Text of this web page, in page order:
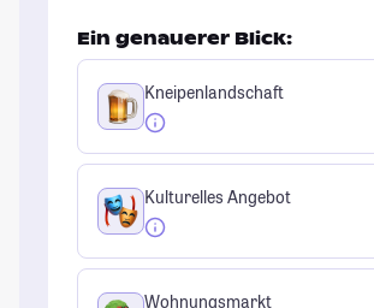
Ein genauerer Blick:
Kneipenlandschaft
Kulturelles Angebot
Wohnungsmarkt